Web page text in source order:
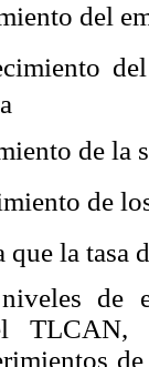
del
de la
de
la tasa
de